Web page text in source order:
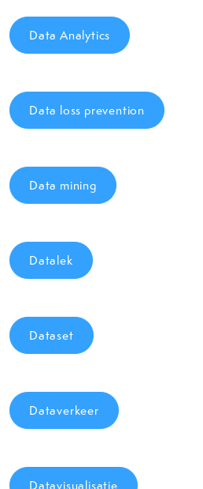
Data Analytics
Data loss prevention
Data mining
Datalek
Dataset
Dataverkeer
Datavisualisatie